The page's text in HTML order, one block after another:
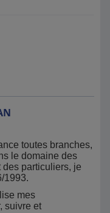
le
? Appelez le09 809
de constat aprés
mma.fr
toutes branches,
le domaine des
particuliers, je
1993.
mes
suivre et